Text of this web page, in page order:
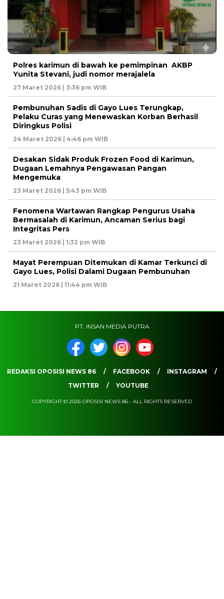
Polres karimun di bawah ke pemimpinan AKBP
Yunita Stevani, judi nomor merajalela
27 Maret 2026 | 3:36 pm WIB
Pembunuhan Sadis di Gayo Lues Terungkap,
Pelaku Curas yang Menewaskan Korban Berhasil
Diringkus Polisi
24 Maret 2026 | 4:46 pm WIB
Desakan Sidak Produk Frozen Food di Karimun,
Dugaan Lemahnya Pengawasan Pangan
Mengemuka
23 Maret 2026 | 5:43 pm WIB
Fenomena Wartawan Rangkap Pengurus Usaha
Bermasalah di Karimun, Ancaman Serius bagi
Integritas Pers
23 Maret 2026 | 1:32 pm WIB
Mayat Perempuan Ditemukan di Kamar Terkunci di
Gayo Lues, Polisi Dalami Dugaan Pembunuhan
21 Maret 2026 | 11:44 pm WIB
PT. INSAN MEDIA PUTRA
REDAKSI OPOSISI NEWS 86 FACEBOOK
INSTAGRAM
TWITTER
YOUTUBE
COPYRIGHT © 2026 OPOSISI NEWS 86 - ALL RIGHTS RESERVED